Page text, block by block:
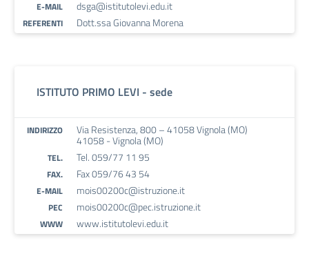
E-MAIL dsga@istitutolevi.edu.it
REFERENTI Dott.ssa Giovanna Morena
ISTITUTO PRIMO LEVI - sede
INDIRIZZO Via Resistenza, 800 – 41058 Vignola (MO)
41058 - Vignola (MO)
TEL. Tel. 059/77 11 95
FAX. Fax 059/76 43 54
E-MAIL mois00200c@istruzione.it
PEC mois00200c@pec.istruzione.it
WWW www.istitutolevi.edu.it